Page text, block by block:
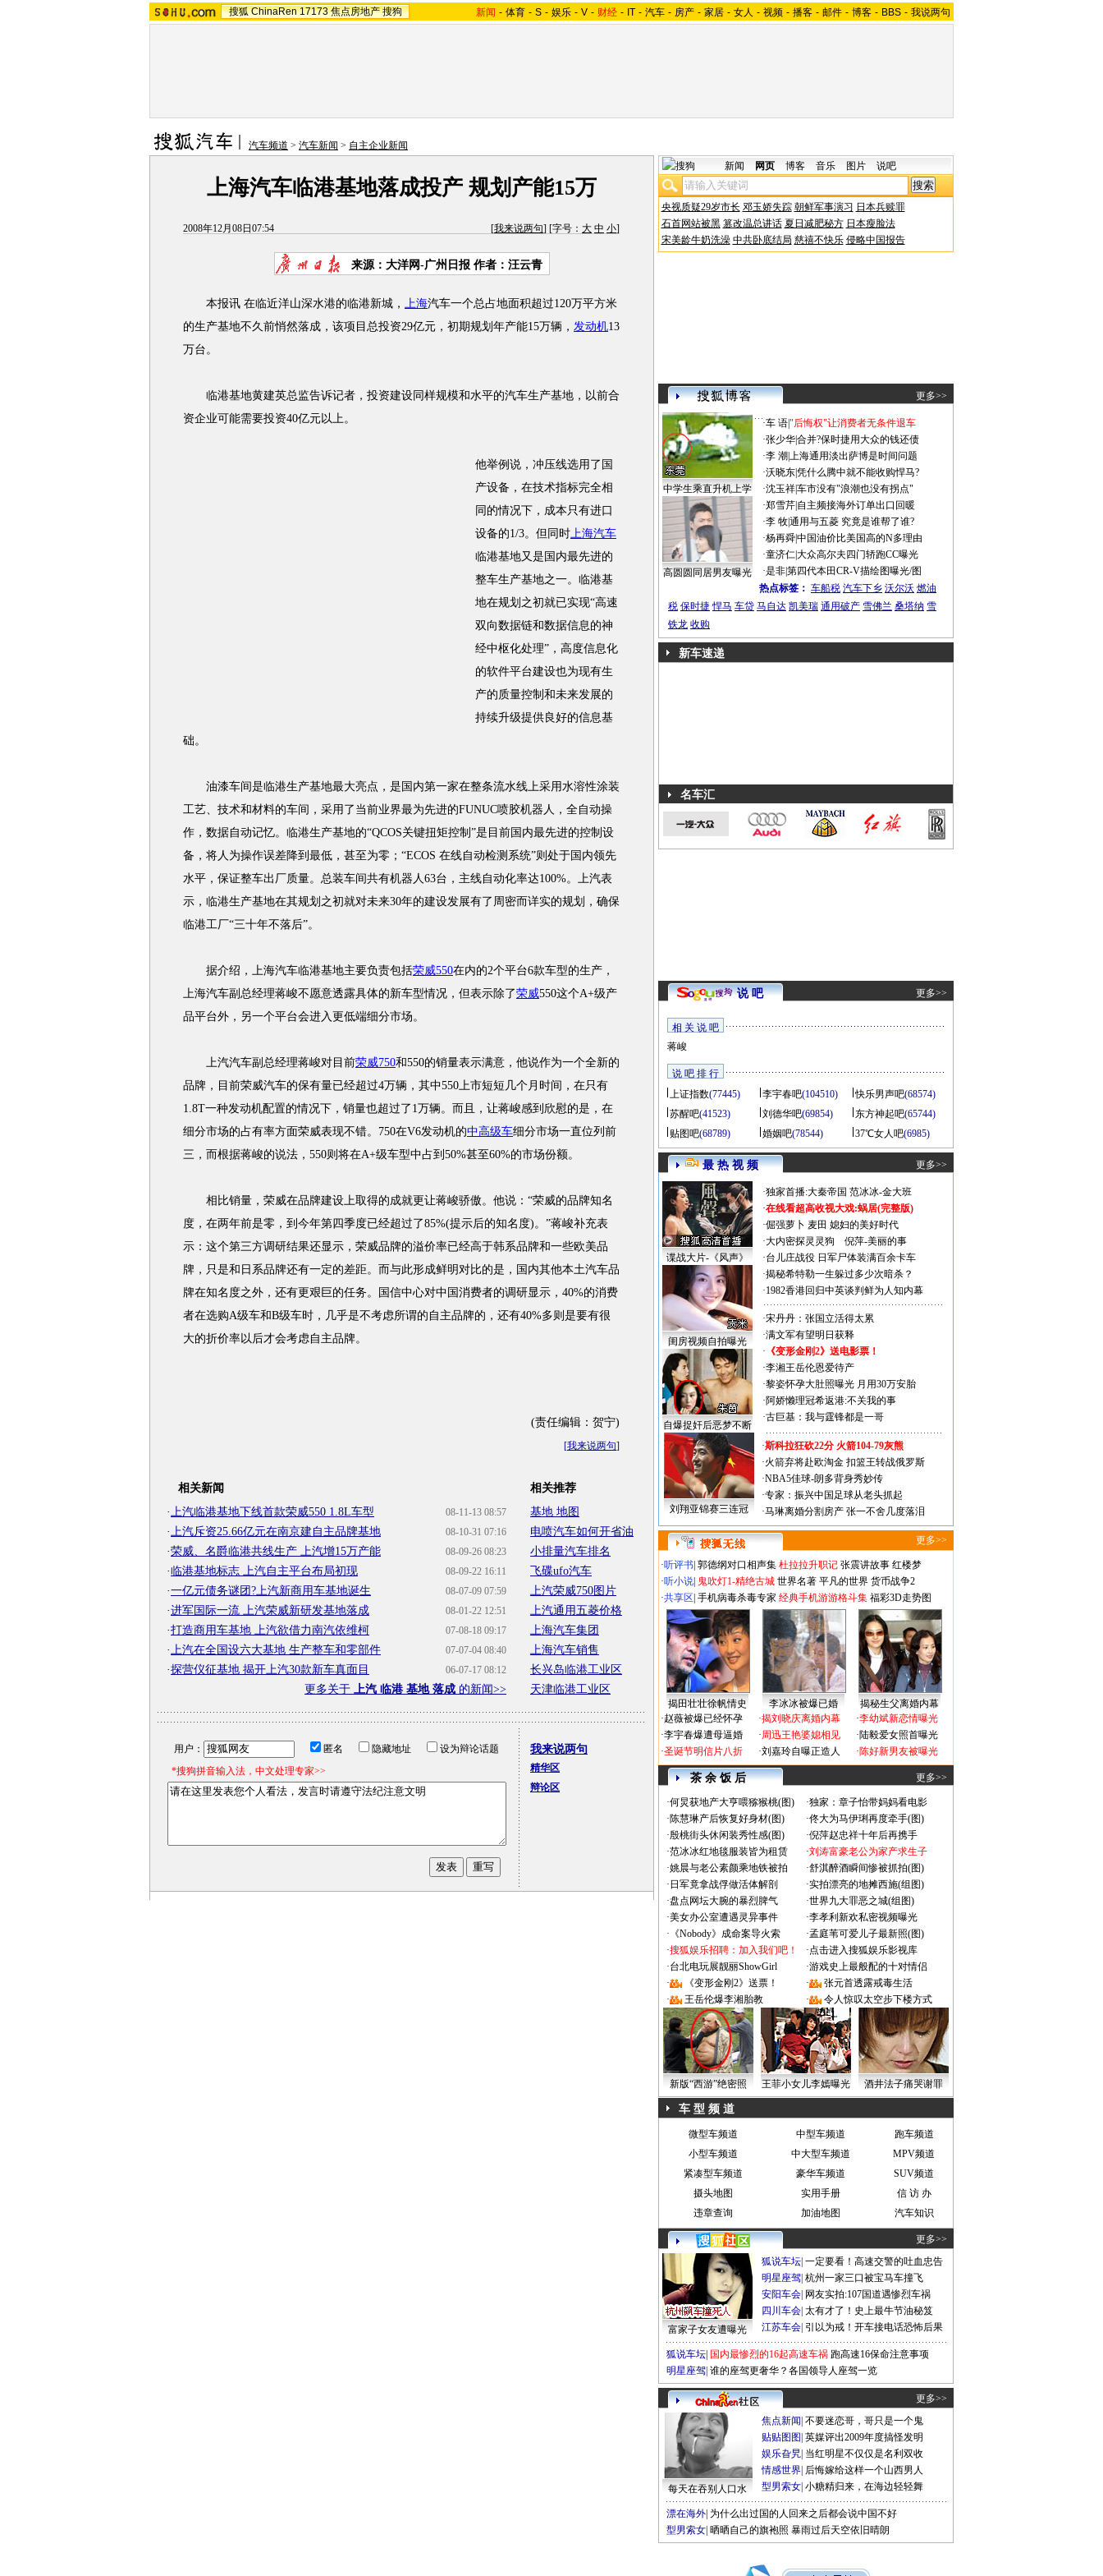
搜狐 ChinaRen 17173 焦点房地产 搜狗 新闻 - 体育 - S - 娱乐 - V - 财经 - IT - 汽车 - 房产 - 家居 - 女人 - 视频 - 播客 - 邮件 - 博客 - BBS - 我说两句
汽车频道 > 汽车新闻 > 自主企业新闻
上海汽车临港基地落成投产 规划产能15万
2008年12月08日07:54 [我来说两句] [字号： 大 中 小]
来源：大洋网-广州日报 作者：汪云青
本报讯 在临近洋山深水港的临港新城， 上海汽车一个总占地面积超过120万平方米
的生产基地不久前悄然落成，该项目总投资29亿元，初期规划年产能15万辆， 发动机13
万台。
临港基地黄建英总监告诉记者，投资建设同样规模和水平的汽车生产基地，以前合
资企业可能需要投资40亿元以上。
他举例说，冲压线选用了国
产设备，在技术指标完全相
同的情况下，成本只有进口
设备的1/3。但同时上海汽车
临港基地又是国内最先进的
整车生产基地之一。临港基
地在规划之初就已实现“高速
双向数据链和数据信息的神
经中枢化处理”，高度信息化
的软件平台建设也为现有生
产的质量控制和未来发展的
持续升级提供良好的信息基
础。
油漆车间是临港生产基地最大亮点，是国内第一家在整条流水线上采用水溶性涂装
工艺、技术和材料的车间，采用了当前业界最为先进的FUNUC喷胶机器人，全自动操
作，数据自动记忆。临港生产基地的“QCOS关键扭矩控制”是目前国内最先进的控制设
备，将人为操作误差降到最低，甚至为零；“ECOS 在线自动检测系统”则处于国内领先
水平，保证整车出厂质量。总装车间共有机器人63台，主线自动化率达100%。上汽表
示，临港生产基地在其规划之初就对未来30年的建设发展有了周密而详实的规划，确保
临港工厂“三十年不落后”。
据介绍，上海汽车临港基地主要负责包括荣威550在内的2个平台6款车型的生产，
上海汽车副总经理蒋峻不愿意透露具体的新车型情况，但表示除了荣威550这个A+级产
品平台外，另一个平台会进入更低端细分市场。
上汽汽车副总经理蒋峻对目前荣威750和550的销量表示满意，他说作为一个全新的
品牌，目前荣威汽车的保有量已经超过4万辆，其中550上市短短几个月时间，在只有
1.8T一种发动机配置的情况下，销量也超过了1万辆。而且，让蒋峻感到欣慰的是，在
细分市场的占有率方面荣威表现不错。750在V6发动机的中高级车细分市场一直位列前
三，而根据蒋峻的说法，550则将在A+级车型中占到50%甚至60%的市场份额。
相比销量，荣威在品牌建设上取得的成就更让蒋峻骄傲。他说：“荣威的品牌知名
度，在两年前是零，到今年第四季度已经超过了85%(提示后的知名度)。”蒋峻补充表
示：这个第三方调研结果还显示，荣威品牌的溢价率已经高于韩系品牌和一些欧美品
牌，只是和日系品牌还有一定的差距。而与此形成鲜明对比的是，国内其他本土汽车品
牌在知名度之外，还有更艰巨的任务。国信中心对中国消费者的调研显示，40%的消费
者在选购A级车和B级车时，几乎是不考虑所谓的自主品牌的，还有40%多则是要有很
大的折价率以后才会考虑自主品牌。
(责任编辑：贺宁)
[我来说两句]
相关新闻
08-11-13 08:57
·上汽临港基地下线首款荣威550 1.8L车型
08-10-31 07:16
·上汽斥资25.66亿元在南京建自主品牌基地
08-09-26 08:23
·荣威、名爵临港共线生产 上汽增15万产能
08-09-22 16:11
·临港基地标志 上汽自主平台布局初现
08-07-09 07:59
·一亿元债务谜团?上汽新商用车基地诞生
08-01-22 12:51
·进军国际一流 上汽荣威新研发基地落成
07-08-18 09:17
·打造商用车基地 上汽欲借力南汽依维柯
07-07-04 08:40
·上汽在全国设六大基地 生产整车和零部件
06-07-17 08:12
·探营仪征基地 揭开上汽30款新车真面目
更多关于 上汽 临港 基地 落成 的新闻>>
相关推荐
基地 地图
电喷汽车如何开省油
小排量汽车排名
飞碟ufo汽车
上汽荣威750图片
上汽通用五菱价格
上海汽车集团
上海汽车销售
长兴岛临港工业区
天津临港工业区
用户： 匿名 隐藏地址
设为辩论话题
*搜狗拼音输入法，中文处理专家>>
我来说两句
精华区
辩论区
新闻 网页 博客 音乐 图片 说吧
央视质疑29岁市长 邓玉娇失踪 朝鲜军事演习 日本兵赎罪
石首网站被黑 篡改温总讲话 夏日减肥秘方 日本瘦脸法
宋美龄牛奶洗澡 中共卧底结局 慈禧不快乐 侵略中国报告
更多>>
中学生乘直升机上学
高圆圆同居男友曝光
·车 语|"后悔权"让消费者无条件退车
·张少华|合并?保时捷用大众的钱还债
·李 潮 上海通用淡出萨博是时间问题
·沃晓东|凭什么腾中就不能收购悍马?
·沈玉祥|车市没有"浪潮也没有拐点"
·郑雪芹| 自主频接海外订单出口回暖
·李 牧|通用与五菱 究竟是谁帮了谁?
·杨再舜|中国油价比美国高的N多理由
·童济仁|大众高尔夫四门轿跑CC曝光
·是非|第四代本田CR-V描绘图曝光/图
热点标签： 车船税 汽车下乡 沃尔沃 燃油
税 保时捷 悍马 车贷 马自达 凯美瑞 通用破产 雪佛兰 桑塔纳 雪
铁龙 收购
新车速递
名车汇
说 吧 更多>>
相 关 说 吧
蒋峻
说 吧 排 行
上证指数(77445) 李宇春吧(104510) 快乐男声吧(68574)
苏醒吧(41523) 刘德华吧(69854) 东方神起吧(65744)
贴图吧(68789) 婚姻吧(78544) 37℃女人吧(6985)
最 热 视 频 更多>>
谍战大片-《风声》
闺房视频自拍曝光
自爆捉奸后恶梦不断
·独家首播:大秦帝国 范冰冰-金大班
·在线看超高收视大戏:蜗居(完整版)
·倔强萝卜 麦田 媳妇的美好时代
·大内密探灵灵狗
倪萍-美丽的事
·台儿庄战役 日军尸体装满百余卡车
·揭秘希特勒一生躲过多少次暗杀？
·1982香港回归中英谈判鲜为人知内幕
·宋丹丹：张国立活得太累
·满文军有望明日获释
· 《变形金刚2》送电影票！
·李湘王岳伦恩爱待产
·黎姿怀孕大肚照曝光 月用30万安胎
·阿娇懒理冠希返港:不关我的事
·古巨基：我与霆锋都是一哥
刘翔亚锦赛三连冠
·斯科拉狂砍22分 火箭104-79灰熊
·火箭弃将赴欧淘金 扣篮王转战俄罗斯
·NBA5佳球-朗多背身秀妙传
·专家：振兴中国足球从老头抓起
·马琳离婚分割房产 张一不舍几度落泪
更多>>
·听评书 郭德纲对口相声集 杜拉拉升职记 张震讲故事 红楼梦
·听小说 鬼吹灯1-精绝古城 世界名著 平凡的世界 货币战争2
·共享区 手机病毒杀毒专家 经典手机游游格斗集 福彩3D走势图
揭田壮壮徐帆情史 李冰冰被爆已婚
揭秘生父离婚内幕
·赵薇被爆已经怀孕
·李宇春爆遭母逼婚
·圣诞节明信片八折
·揭刘晓庆离婚内幕
·周迅王艳婆媳相见
·刘嘉玲自曝正造人
·李幼斌新恋情曝光
·陆毅爱女照首曝光
·陈好新男友被曝光
茶 余 饭 后 更多>>
·何炅获地产大亨喂猕猴桃(图) ·独家：章子怡带妈妈看电影
·陈慧琳产后恢复好身材(图) ·佟大为马伊琍再度牵手(图)
·殷桃街头休闲装秀性感(图) ·倪萍赵忠祥十年后再携手
·范冰冰红地毯服装皆为租赁 ·刘涛富豪老公为家产求生子
·姚晨与老公素颜乘地铁被拍 ·舒淇醉酒瞬间惨被抓拍(图)
· 日军竟拿战俘做活体解剖 ·实拍漂亮的地摊西施(组图)
·盘点网坛大腕的暴烈脾气 ·世界九大罪恶之城(组图)
·美女办公室遭遇灵异事件 ·李孝利新欢私密视频曝光
· 《Nobody》成命案导火索 ·孟庭苇可爱儿子最新照(图)
·搜狐娱乐招聘：加入我们吧！ ·点击进入搜狐娱乐影视库
·台北电玩展靓丽ShowGirl ·游戏史上最般配的十对情侣
·
《变形金刚2》送票！ ·
张元首透露戒毒生活
·
王岳伦爆李湘胎教 · 令人惊叹太空步下楼方式
新版“西游”绝密照 王菲小女儿李嫣曝光 酒井法子痛哭谢罪
车 型 频 道
微型车频道 中型车频道
跑车频道
小型车频道
中大型车频道
MPV频道
紧凑型车频道
豪华车频道
SUV频道
摄头地图
实用手册
信 访 办
违章查询
加油地图 汽车知识
更多>>
富家子女友遭曝光
狐说车坛 一定要看！高速交警的吐血忠告
明星座驾 杭州一家三口被宝马车撞飞
安阳车会 网友实拍:107国道遇惨烈车祸
四川车会 太有才了！史上最牛节油秘笈
江苏车会 引以为戒！开车接电话恐怖后果
狐说车坛 国内最惨烈的16起高速车祸 跑高速16保命注意事项
明星座驾 谁的座驾更奢华？各国领导人座驾一览
更多>>
每天在吞别人口水
焦点新闻 不要迷恋哥，哥只是一个鬼
贴贴图图 英媒评出2009年度搞怪发明
娱乐旮旯 当红明星不仅仅是名利双收
情感世界 后悔嫁给这样一个山西男人
型男索女 小糖精归来，在海边轻轻舞
漂在海外 为什么出过国的人回来之后都会说中国不好
型男索女 晒晒自己的旗袍照 暴雨过后天空依旧晴朗